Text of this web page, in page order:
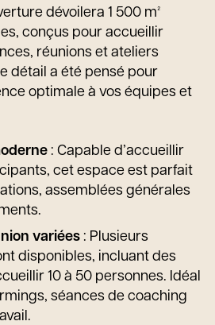
dévoilera 1 500 m²
conçus pour accueillir
réunions et ateliers
détail a été pensé pour
optimale à vos équipes et
: Capable d’accueillir
cet espace est parfait
assemblées générales
variées : Plusieurs
disponibles, incluant des
10 à 50 personnes. Idéal
séances de coaching